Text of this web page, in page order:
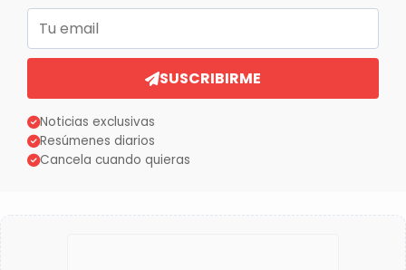
Correo electrónico
SUSCRIBIRME
Noticias exclusivas
Resúmenes diarios
Cancela cuando quieras